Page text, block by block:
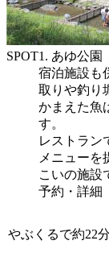
SPOT1. あゆ公園
宿泊施設も
取りや釣り
かまえた魚
す。
レストラン
メニューを
こいの施設
予約・詳細
やぶくるで約22